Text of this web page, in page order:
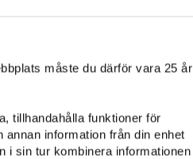
måste du därför vara 25 år
tillhandahålla funktioner för
information från din enhet
i sin tur kombinera informationen